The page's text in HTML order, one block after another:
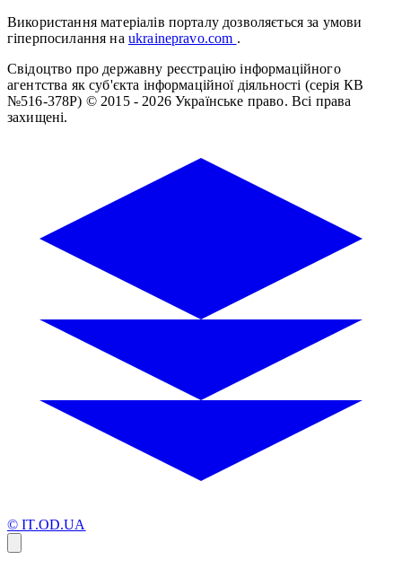
Використання матеріалів порталу дозволяється за умови
гіперпосилання на ukrainepravo.com .
Свідоцтво про державну реєстрацію інформаційного
агентства як суб'єкта інформаційної діяльності (серія КВ
№516-378Р) © 2015 - 2026 Українське право. Всі права
захищені.
© IT.OD.UA